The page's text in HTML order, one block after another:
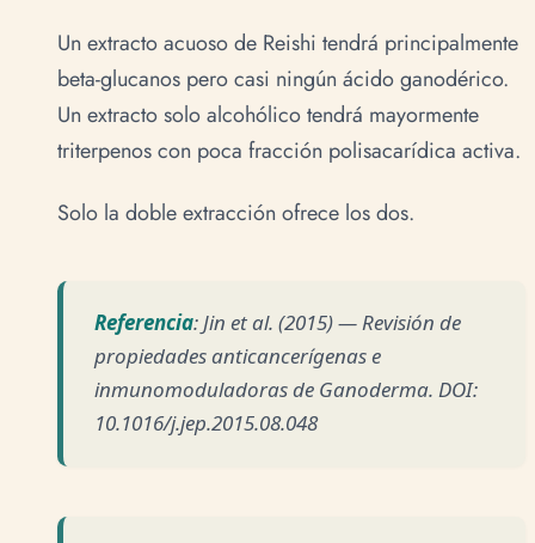
Un extracto acuoso de Reishi tendrá principalmente
beta-glucanos pero casi ningún ácido ganodérico.
Un extracto solo alcohólico tendrá mayormente
triterpenos con poca fracción polisacarídica activa.
Solo la doble extracción ofrece los dos.
Referencia: Jin et al. (2015) — Revisión de
propiedades anticancerígenas e
inmunomoduladoras de Ganoderma. DOI:
10.1016/j.jep.2015.08.048